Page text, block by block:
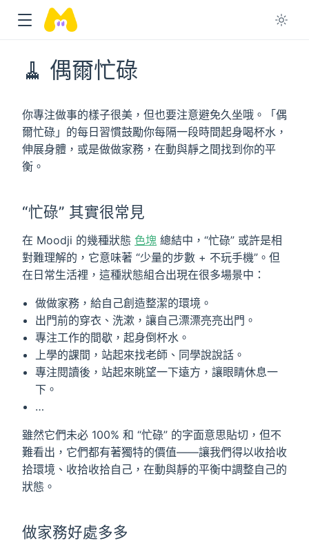
🧹 偶爾忙碌
你專注做事的樣子很美，但也要注意避免久坐哦。「偶
爾忙碌」的每日習慣鼓勵你每隔一段時間起身喝杯水，
伸展身體，或是做做家務，在動與靜之間找到你的平
衡。
“忙碌” 其實很常見
在 Moodji 的幾種狀態 色塊 總結中，“忙碌” 或許是相
對難理解的，它意味著 “少量的步數 + 不玩手機”。但
在日常生活裡，這種狀態組合出現在很多場景中：
做做家務，給自己創造整潔的環境。
出門前的穿衣、洗漱，讓自己漂漂亮亮出門。
專注工作的間歇，起身倒杯水。
上學的課間，站起來找老師、同學說說話。
專注閱讀後，站起來眺望一下遠方，讓眼睛休息一
下。
…
雖然它們未必 100% 和 “忙碌” 的字面意思貼切，但不
難看出，它們都有著獨特的價值——讓我們得以收拾收
拾環境、收拾收拾自己，在動與靜的平衡中調整自己的
狀態。
做家務好處多多